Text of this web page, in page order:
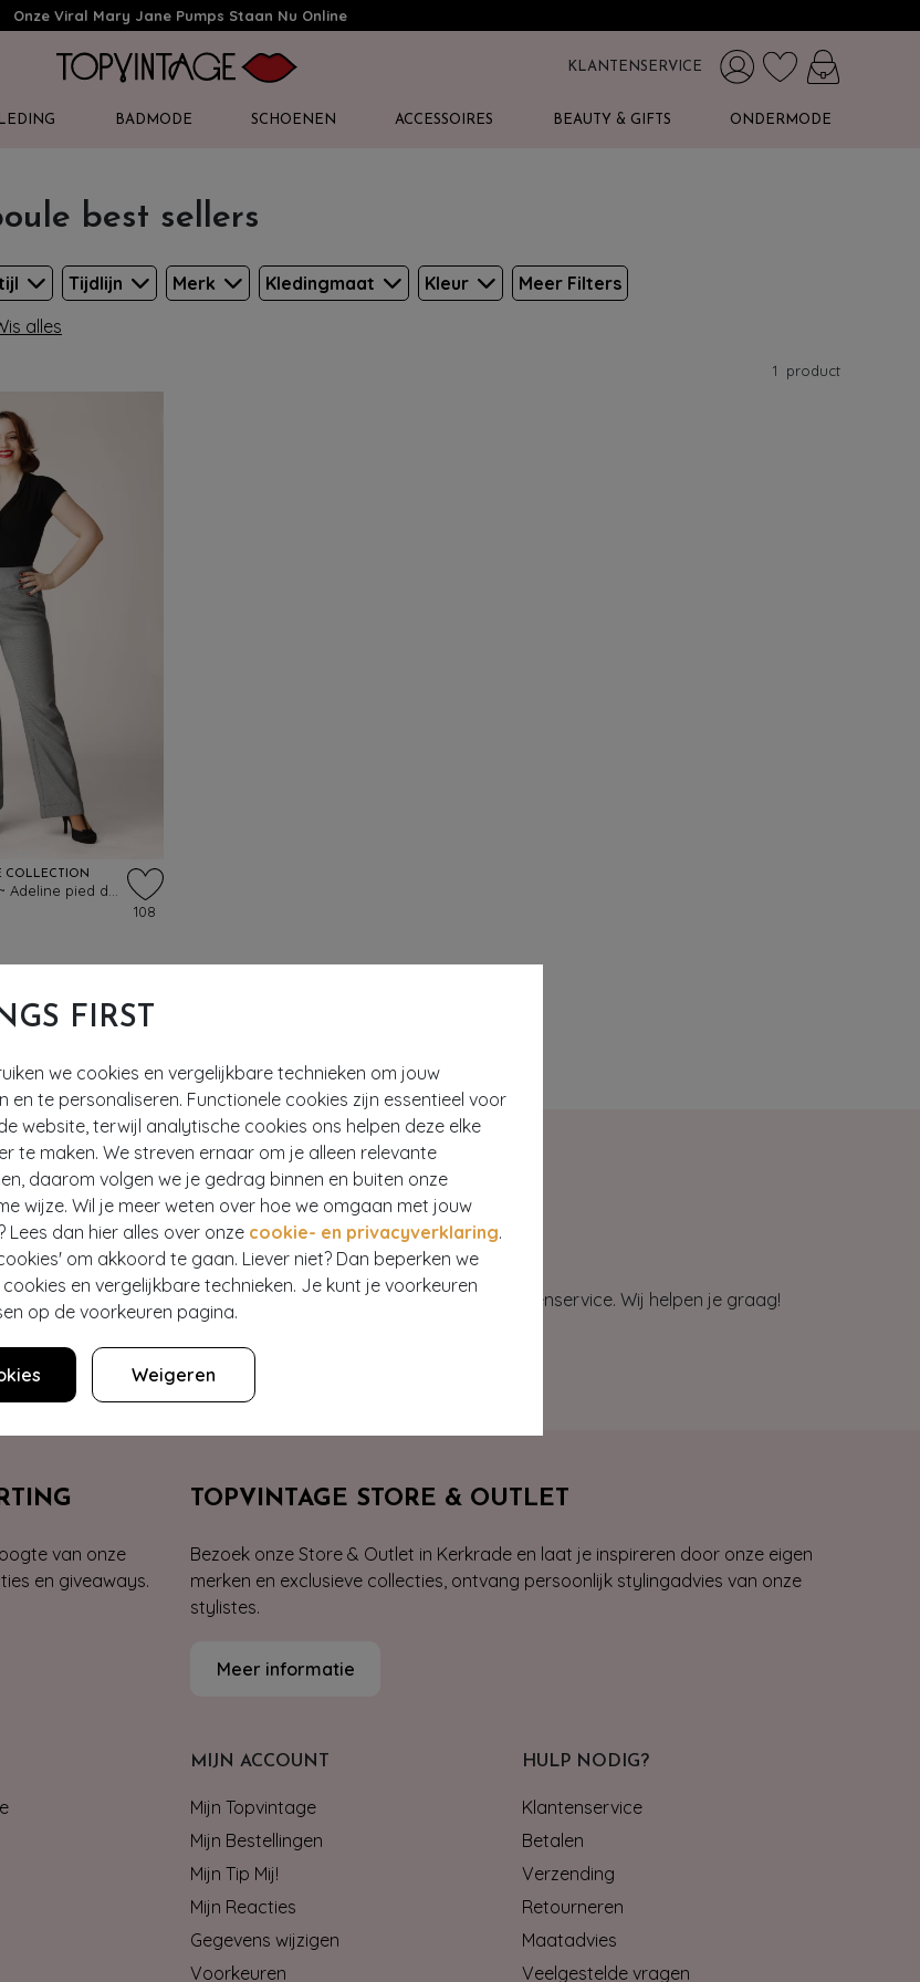
FIRST
we cookies en vergelijkbare technieken om jouw
en te personaliseren. Functionele cookies zijn essentieel voor
website, terwijl analytische cookies ons helpen deze elke
te maken. We streven ernaar om je alleen relevante
daarom volgen we je gedrag binnen en buiten onze
wijze. Wil je meer weten over hoe we omgaan met jouw
Lees dan hier alles over onze cookie- en privacyverklaring.
om akkoord te gaan. Liever niet? Dan beperken we
en vergelijkbare technieken. Je kunt je voorkeuren
op de voorkeuren pagina.
Weigeren
Onze Viral Mary Jane Pumps Staan Nu Online
KLANTENSERVICE
BADMODE SCHOENEN ACCESSOIRES BEAUTY & GIFTS ONDERMODE
best sellers
Tijdlijn Merk Kledingmaat Kleur Meer Filters
alles
1 product
COLLECTION
108
Hey gorgeous
onze veelgestelde vragen of neem contact op met onze klantenservice. Wij helpen je graag!
van onze
en giveaways.
TOPVINTAGE STORE & OUTLET
Bezoek onze Store & Outlet in Kerkrade en laat je inspireren door onze eigen
merken en exclusieve collecties, ontvang persoonlijk stylingadvies van onze
stylistes.
Meer informatie
MIJN ACCOUNT
Mijn Topvintage
Mijn Bestellingen
Mijn Tip Mij!
Mijn Reacties
Gegevens wijzigen
Voorkeuren
HULP NODIG?
Klantenservice
Betalen
Verzending
Retourneren
Maatadvies
Veelgestelde vragen